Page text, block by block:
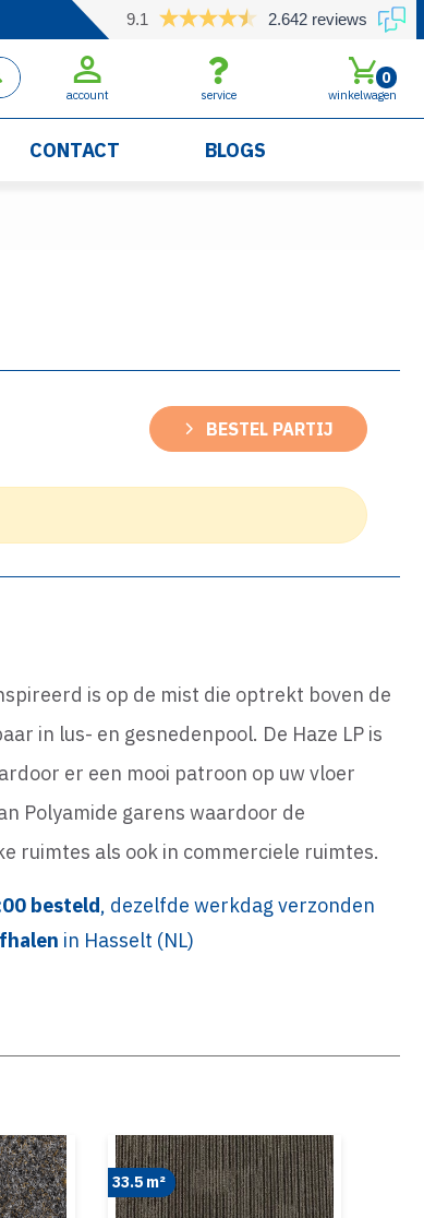
9.1 2.642 reviews
account service winkelwagen
0
CONTACT BLOGS
BESTEL PARTIJ
is op de mist die optrekt boven de
in lus- en gesnedenpool. De Haze LP is
er een mooi patroon op uw vloer
Polyamide garens waardoor de
ruimtes als ook in commerciele ruimtes.
besteld, dezelfde werkdag verzonden
in Hasselt (NL)
33.5 m²